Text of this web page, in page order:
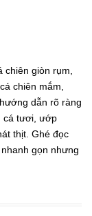
giòn rụm,
chiên mắm,
dẫn rõ ràng
cá tươi, ướp
thịt. Ghé đọc
gọn nhưng